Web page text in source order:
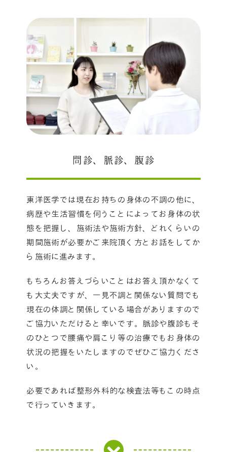
問診、脈診、腹診
東洋医学では現在お持ちの 身体の不調の他に、
病歴や生活習慣を伺うことによってお身体の状
態を把握し、施術法や施術方針、どれくらいの
期間施術が必要かご来院頂く方とお話をしてか
ら施術に進みます。
もちろんお答えづらいことはお答え頂かなくて
も大丈夫ですが、一見不調と関係ない質問でも
現在の体調と関係している場合がありますので
ご協力いただけると幸いです。脈診や腹診もそ
のひとつで腰痛や肩こり等の治療でもお身体の
状況の把握をいたしますのでぜひご協力くださ
い。
必要であれば整形外科的な検査法等もこの時点
で行っていきます。